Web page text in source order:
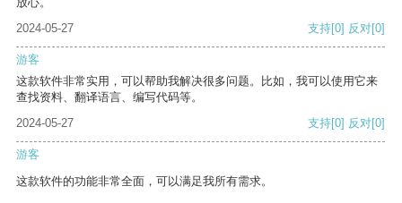
2024-05-27
支持[0] 反对[0]
游客
这款软件非常实用，可以帮助我解决很多问题。比如，我可以使用它来
查找资料、翻译语言、编写代码等。
2024-05-27
支持[0] 反对[0]
游客
这款软件的功能非常全面，可以满足我所有需求。